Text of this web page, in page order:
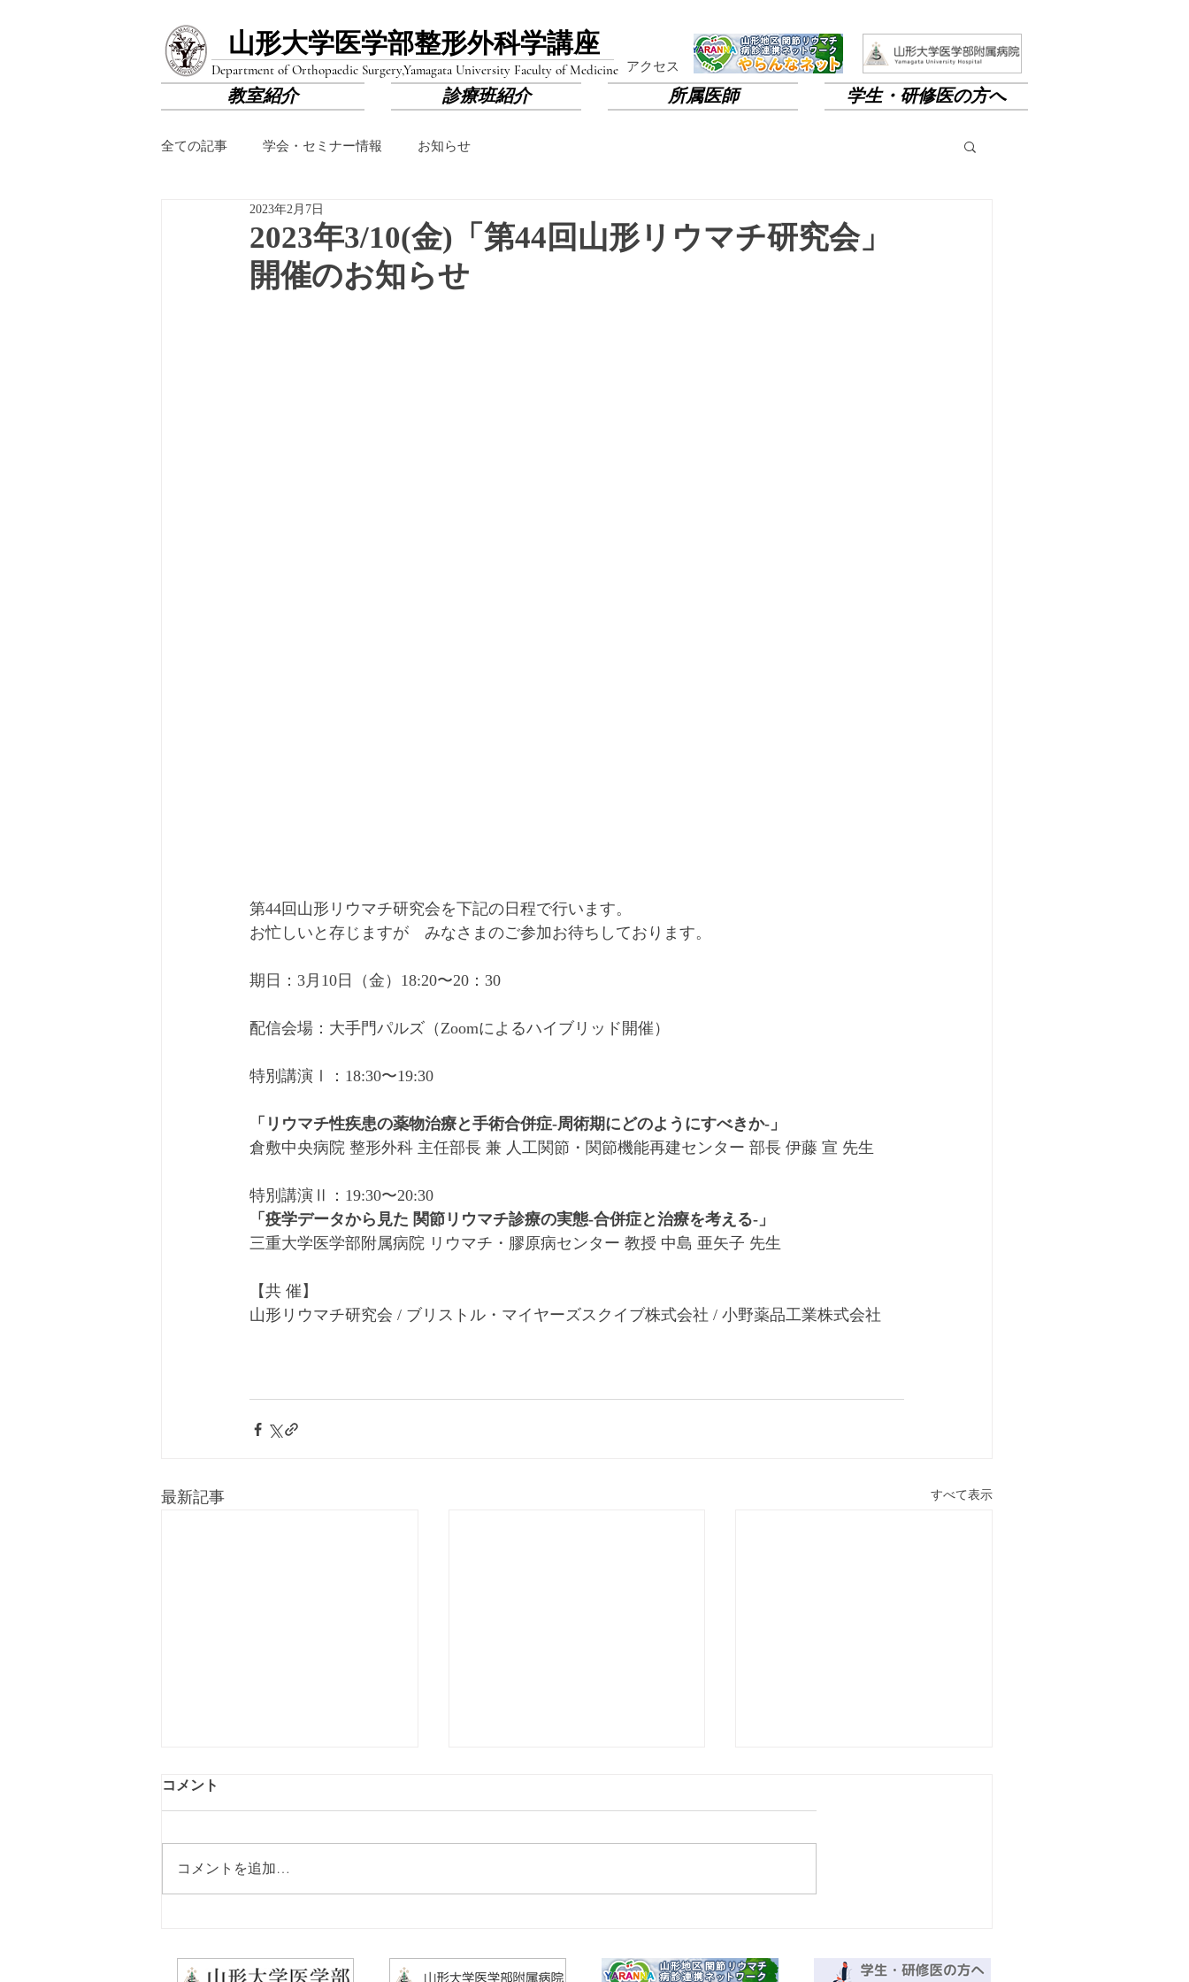
山形大学医学部​整形外科学講座
Department of Orthopaedic Surgery,Yamagata University Faculty of Medicine ​アクセス
教室紹介 診療班紹介 所属医師 学生・研修医の方へ
全ての記事 学会・セミナー情報 お知らせ
2023年3/10(金)「第44回山形リウマチ研究会」
開催のお知らせ
2023年2月7日
第44回山形リウマチ研究会を下記の日程で行います。
お忙しいと存じますが　みなさまのご参加お待ちしております。
期日：3月10日（金）18:20〜20：30
配信会場：大手門パルズ（Zoomによるハイブリッド開催）
特別講演Ⅰ：18:30〜19:30
「リウマチ性疾患の薬物治療と手術合併症-周術期にどのようにすべきか-」
倉敷中央病院 整形外科 主任部長 兼 人工関節・関節機能再建センター 部長 伊藤 宣 先生
特別講演Ⅱ：19:30〜20:30
「疫学データから見た 関節リウマチ診療の実態-合併症と治療を考える-」
三重大学医学部附属病院 リウマチ・膠原病センター 教授 中島 亜矢子 先生
【共 催】
山形リウマチ研究会 / ブリストル・マイヤーズスクイブ株式会社 / 小野薬品工業株式会社
最新記事 すべて表示
ご案内
案内
外科セミナー）」についての
コメント
コメントを追加…